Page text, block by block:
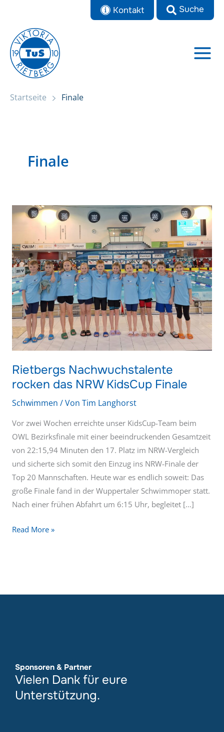
springen
Kontakt
Startseite Finale
Finale
Rietbergs Nachwuchstalente
rocken das NRW KidsCup Finale
Schwimmen / Von Tim Langhorst
Vor zwei Wochen erreichte unser KidsCup-Team beim
OWL Bezirksfinale mit einer beeindruckenden Gesamtzeit
von 22:15,94 Minuten den 17. Platz im NRW-Vergleich
und sicherte sich somit den Einzug ins NRW-Finale der
Top 20 Mannschaften. Heute war es endlich soweit: Das
große Finale fand in der Wuppertaler Schwimmoper statt.
Nach einer frühen Abfahrt um 6:15 Uhr, begleitet […]
Rietbergs
Nachwuchstalente
das
NRW
KidsCup
Finale
Read More »
Sponsoren & Partner
Vielen Dank für eure
Unterstützung.